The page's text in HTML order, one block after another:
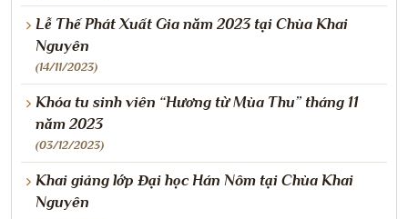
Lễ Thế Phát Xuất Gia năm 2023 tại Chùa Khai
Nguyên
(14/11/2023)
Khóa tu sinh viên “Hương từ Mùa Thu” tháng 11
năm 2023
(03/12/2023)
Khai giảng lớp Đại học Hán Nôm tại Chùa Khai
Nguyên